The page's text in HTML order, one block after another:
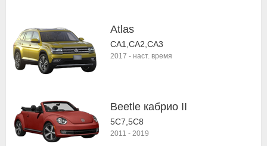
Atlas
CA1,CA2,CA3
2017 - наст. время
Beetle кабрио II
5C7,5C8
2011 - 2019